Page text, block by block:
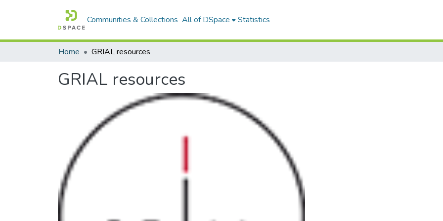
Communities & Collections All of DSpace Statistics
Home GRIAL resources
GRIAL resources